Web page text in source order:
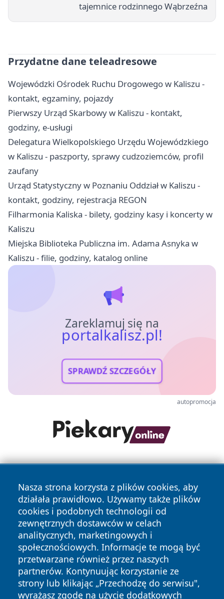
tajemnice rodzinnego Wąbrzeźna
Przydatne dane teleadresowe
Wojewódzki Ośrodek Ruchu Drogowego w Kaliszu -
kontakt, egzaminy, pojazdy
Pierwszy Urząd Skarbowy w Kaliszu - kontakt,
godziny, e-usługi
Delegatura Wielkopolskiego Urzędu Wojewódzkiego
w Kaliszu - paszporty, sprawy cudzoziemców, profil
zaufany
Urząd Statystyczny w Poznaniu Oddział w Kaliszu -
kontakt, godziny, rejestracja REGON
Filharmonia Kaliska - bilety, godziny kasy i koncerty w
Kaliszu
Miejska Biblioteka Publiczna im. Adama Asnyka w
Kaliszu - filie, godziny, katalog online
Zareklamuj się na
portalkalisz.pl!
SPRAWDŹ SZCZEGÓŁY
autopromocja
Nasza strona korzysta z plików cookies, aby
działała prawidłowo. Używamy także plików
cookies i podobnych technologii od
zewnętrznych dostawców w celach
analitycznych, marketingowych i
społecznościowych. Informacje te mogą być
przetwarzane również przez naszych
partnerów. Kontynuując korzystanie ze
strony lub klikając „Przechodzę do serwisu",
wyrażasz zgodę na użycie dodatkowych
Copyright © 2026 portalkalisz.pl Wszystkie prawa
zastrzeżone.
News Autorzy
Polityka
Prywatności
Polityka
Cookies